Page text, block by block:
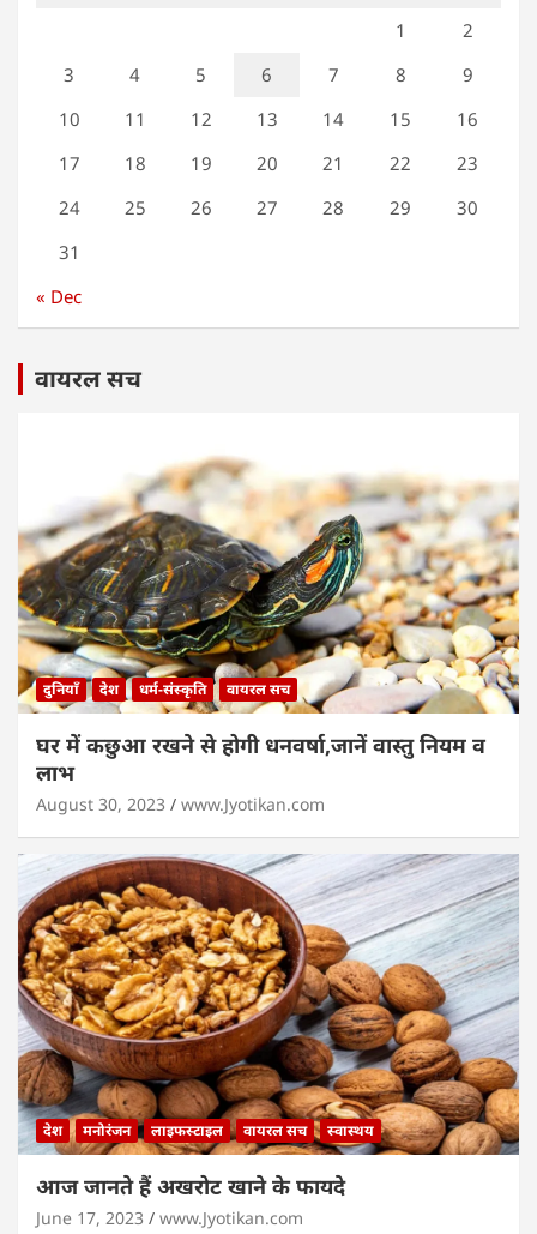
1
2
3
4 5 6 7 8
9
10
11 12 13 14 15
16
17
18 19 20 21 22
23
24
25 26 27 28 29
30
31
« Dec
वायरल सच
दुनियाँ देश धर्म-संस्कृति वायरल सच
घर में कछुआ रखने से होगी धनवर्षा,जानें वास्तु नियम व
लाभ
August 30, 2023 www.Jyotikan.com
देश मनोरंजन लाइफस्टाइल वायरल सच स्वास्थय
आज जानते हैं अखरोट खाने के फायदे
June 17, 2023 www.Jyotikan.com